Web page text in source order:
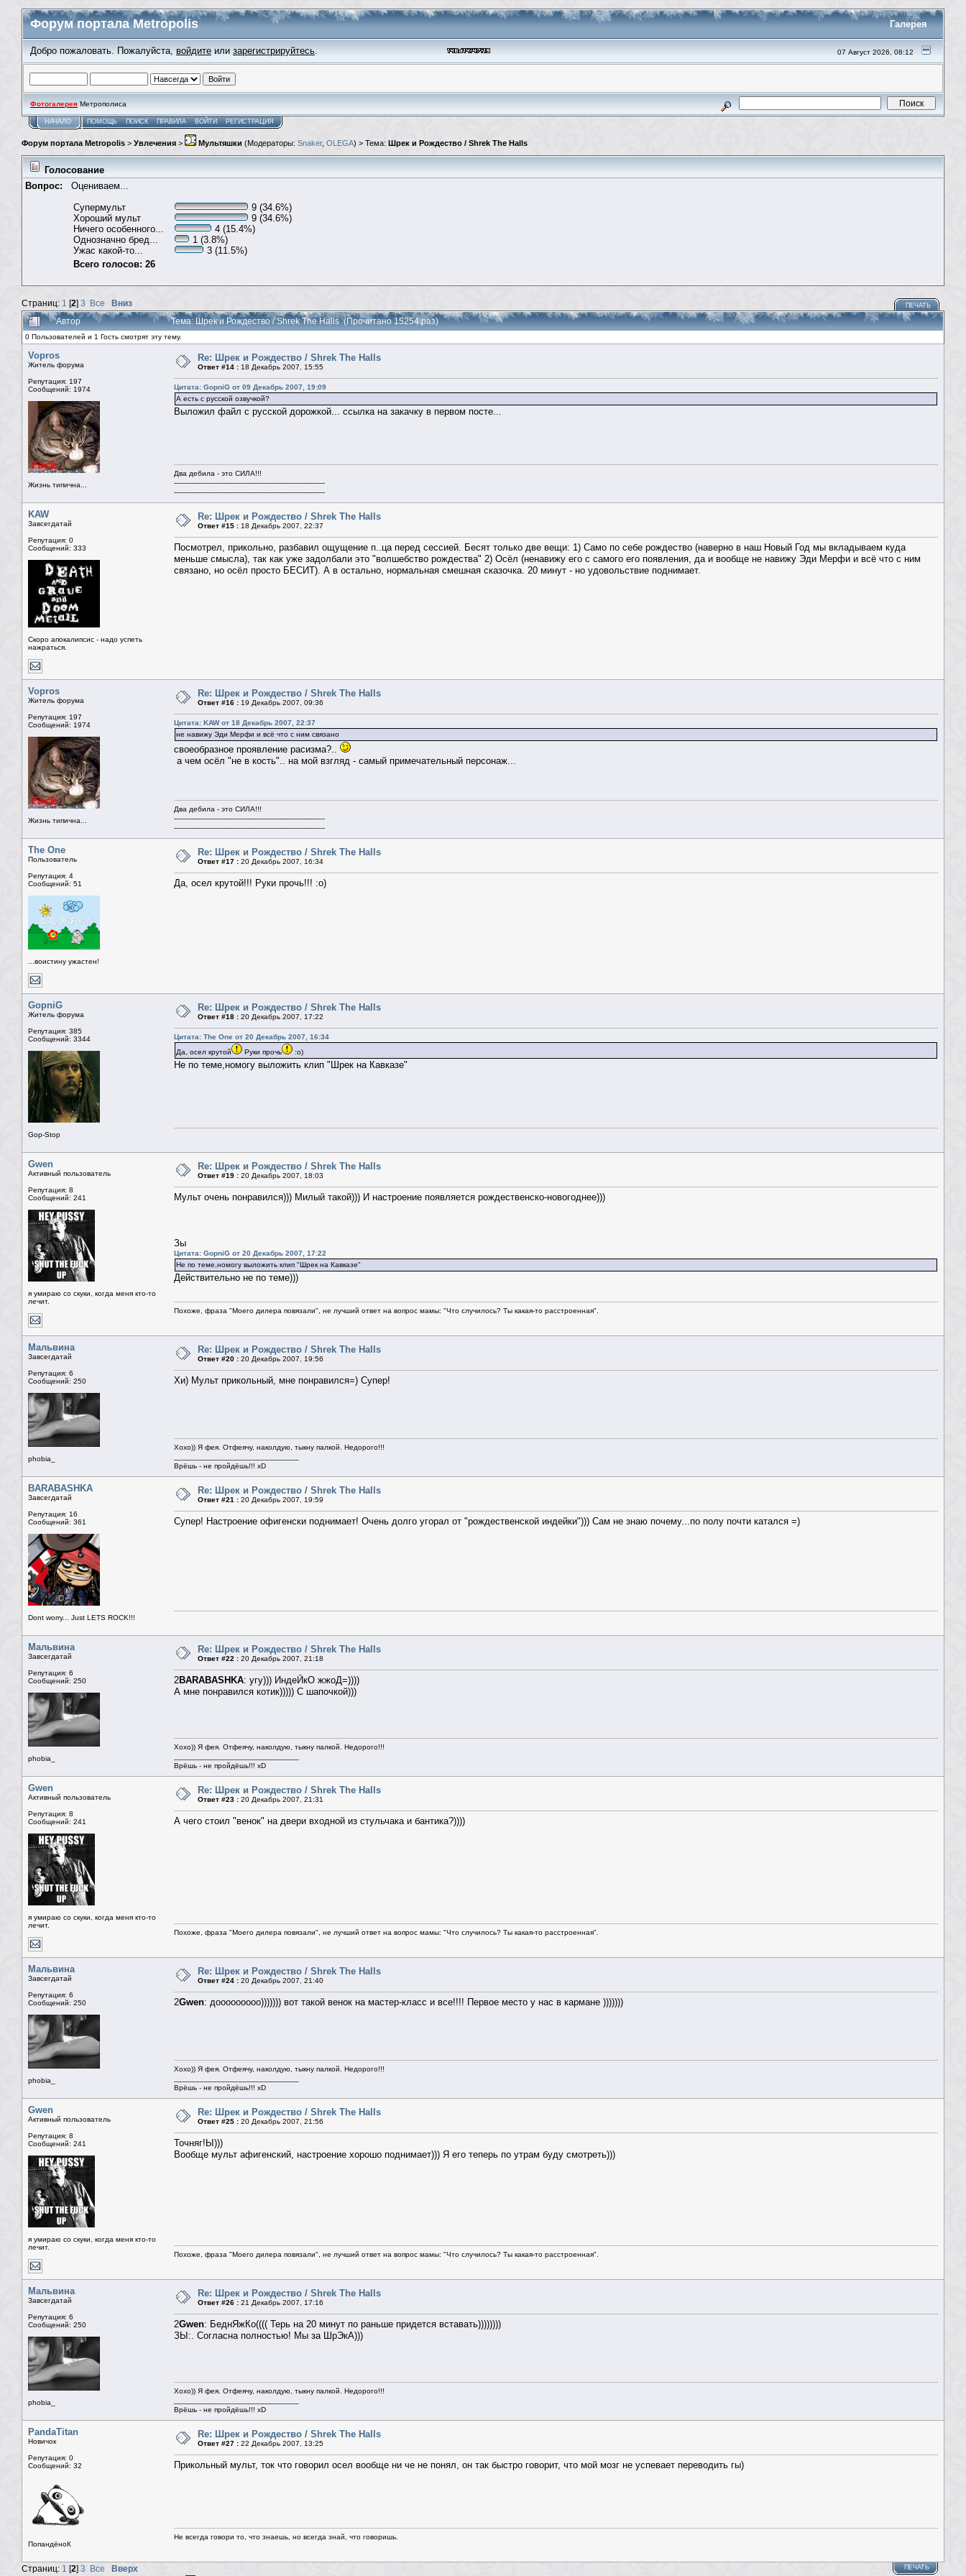
Форум портала Metropolis Галерея
Добро пожаловать. Пожалуйста, войдите или зарегистрируйтесь. 07 Август 2026, 08:12
Фотогалерея Метрополиса
НАЧАЛО ПОМОЩЬ ПОИСК ПРАВИЛА ВОЙТИ РЕГИСТРАЦИЯ
Форум портала Metropolis > Увлечения > Мультяшки (Модераторы: Snaker, OLEGA) > Тема: Шрек и Рождество / Shrek The Halls
Голосование
Вопрос:
Оцениваем...
Супермульт
9 (34.6%)
Хороший мульт
9 (34.6%)
Ничего особенного...
4 (15.4%)
Однозначно бред...
1 (3.8%)
Ужас какой-то...
3 (11.5%)
Всего голосов: 26
Страниц: 1 [2] 3 Все Вниз ПЕЧАТЬ
Автор Тема: Шрек и Рождество / Shrek The Halls (Прочитано 15254 раз)
0 Пользователей и 1 Гость смотрят эту тему.
Vopros
Житель форума
Репутация: 197
Сообщений: 1974
Жизнь типична...
Re: Шрек и Рождество / Shrek The Halls
Ответ #14 : 18 Декабрь 2007, 15:55
Цитата: GopniG от 09 Декабрь 2007, 19:09
А есть с русской озвучкой?
Выложил файл с русской дорожкой... ссылка на закачку в первом посте...
Два дебила - это СИЛА!!!
----------------------------------------------------------------------
----------------------------------------------------------------------
KAW
Завсегдатай
Репутация: 0
Сообщений: 333
Скоро апокалипсис - надо успеть
нажраться.
Re: Шрек и Рождество / Shrek The Halls
Ответ #15 : 18 Декабрь 2007, 22:37
Посмотрел, прикольно, разбавил ощущение п..ца перед сессией. Бесят только две вещи: 1) Само по себе рождество (наверно в наш Новый Год мы вкладываем куда
меньше смысла), так как уже задолбали это "волшебство рождества" 2) Осёл (ненавижу его с самого его появления, да и вообще не навижу Эди Мерфи и всё что с ним
связано, но осёл просто БЕСИТ). А в остально, нормальная смешная сказочка. 20 минут - но удовольствие поднимает.
Vopros
Житель форума
Репутация: 197
Сообщений: 1974
Жизнь типична...
Re: Шрек и Рождество / Shrek The Halls
Ответ #16 : 19 Декабрь 2007, 09:36
Цитата: KAW от 18 Декабрь 2007, 22:37
не навижу Эди Мерфи и всё что с ним связано
своеобразное проявление расизма?..
а чем осёл "не в кость".. на мой взгляд - самый примечательный персонаж...
Два дебила - это СИЛА!!!
----------------------------------------------------------------------
----------------------------------------------------------------------
The One
Пользователь
Репутация: 4
Сообщений: 51
...воистину ужастен!
Re: Шрек и Рождество / Shrek The Halls
Ответ #17 : 20 Декабрь 2007, 16:34
Да, осел крутой!!! Руки прочь!!! :о)
GopniG
Житель форума
Репутация: 385
Сообщений: 3344
Gop-Stop
Re: Шрек и Рождество / Shrek The Halls
Ответ #18 : 20 Декабрь 2007, 17:22
Цитата: The One от 20 Декабрь 2007, 16:34
Да, осел крутой
Руки прочь :о)
Не по теме,номогу выложить клип "Шрек на Кавказе"
Gwen
Активный пользователь
Репутация: 8
Сообщений: 241
я умираю со скуки, когда меня кто-то
лечит.
Re: Шрек и Рождество / Shrek The Halls
Ответ #19 : 20 Декабрь 2007, 18:03
Мульт очень понравился))) Милый такой))) И настроение появляется рождественско-новогоднее)))
Зы
Цитата: GopniG от 20 Декабрь 2007, 17:22
Не по теме,номогу выложить клип "Шрек на Кавказе"
Действительно не по теме)))
Похоже, фраза "Моего дилера повязали", не лучший ответ на вопрос мамы: "Что случилось? Ты какая-то расстроенная".
Мальвина
Завсегдатай
Репутация: 6
Сообщений: 250
phobia_
Re: Шрек и Рождество / Shrek The Halls
Ответ #20 : 20 Декабрь 2007, 19:56
Хи) Мульт прикольный, мне понравился=) Супер!
Хохо)) Я фея. Отфеячу, наколдую, тыкну палкой. Недорого!!!
Врёшь - не пройдёшь!!! xD
BARABASHKA
Завсегдатай
Репутация: 16
Сообщений: 361
Dont worry... Just LETS ROCK!!!
Re: Шрек и Рождество / Shrek The Halls
Ответ #21 : 20 Декабрь 2007, 19:59
Супер! Настроение офигенски поднимает! Очень долго угорал от "рождественской индейки"))) Сам не знаю почему...по полу почти катался =)
Мальвина
Завсегдатай
Репутация: 6
Сообщений: 250
phobia_
Re: Шрек и Рождество / Shrek The Halls
Ответ #22 : 20 Декабрь 2007, 21:18
2BARABASHKA: угу))) ИндеЙкО жжоД=))))
А мне понравился котик))))) С шапочкой)))
Хохо)) Я фея. Отфеячу, наколдую, тыкну палкой. Недорого!!!
Врёшь - не пройдёшь!!! xD
Gwen
Активный пользователь
Репутация: 8
Сообщений: 241
я умираю со скуки, когда меня кто-то
лечит.
Re: Шрек и Рождество / Shrek The Halls
Ответ #23 : 20 Декабрь 2007, 21:31
А чего стоил "венок" на двери входной из стульчака и бантика?))))
Похоже, фраза "Моего дилера повязали", не лучший ответ на вопрос мамы: "Что случилось? Ты какая-то расстроенная".
Мальвина
Завсегдатай
Репутация: 6
Сообщений: 250
phobia_
Re: Шрек и Рождество / Shrek The Halls
Ответ #24 : 20 Декабрь 2007, 21:40
2Gwen: дооооооооо))))))) вот такой венок на мастер-класс и все!!!! Первое место у нас в кармане )))))))
Хохо)) Я фея. Отфеячу, наколдую, тыкну палкой. Недорого!!!
Врёшь - не пройдёшь!!! xD
Gwen
Активный пользователь
Репутация: 8
Сообщений: 241
я умираю со скуки, когда меня кто-то
лечит.
Re: Шрек и Рождество / Shrek The Halls
Ответ #25 : 20 Декабрь 2007, 21:56
Точняг!Ы)))
Вообще мульт афигенский, настроение хорошо поднимает))) Я его теперь по утрам буду смотреть)))
Похоже, фраза "Моего дилера повязали", не лучший ответ на вопрос мамы: "Что случилось? Ты какая-то расстроенная".
Мальвина
Завсегдатай
Репутация: 6
Сообщений: 250
phobia_
Re: Шрек и Рождество / Shrek The Halls
Ответ #26 : 21 Декабрь 2007, 17:16
2Gwen: БеднЯжКо(((( Терь на 20 минут по раньше придется вставать))))))))
ЗЫ:. Согласна полностью! Мы за ШрЭкА)))
Хохо)) Я фея. Отфеячу, наколдую, тыкну палкой. Недорого!!!
Врёшь - не пройдёшь!!! xD
PandaTitan
Новичок
Репутация: 0
Сообщений: 32
ПопандёноК
Re: Шрек и Рождество / Shrek The Halls
Ответ #27 : 22 Декабрь 2007, 13:25
Прикольный мульт, ток что говорил осел вообще ни че не понял, он так быстро говорит, что мой мозг не успевает переводить гы)
Не всегда говори то, что знаешь, но всегда знай, что говоришь.
Страниц: 1 [2] 3 Все Вверх ПЕЧАТЬ